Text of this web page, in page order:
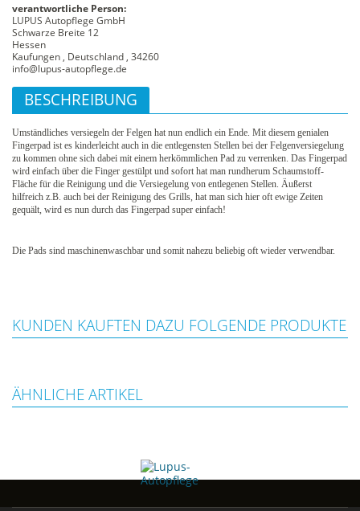
verantwortliche Person:
LUPUS Autopflege GmbH
Schwarze Breite 12
Hessen
Kaufungen , Deutschland , 34260
info@lupus-autopflege.de
BESCHREIBUNG
Umständliches versiegeln der Felgen hat nun endlich ein Ende. Mit diesem genialen
Fingerpad ist es kinderleicht auch in die entlegensten Stellen bei der Felgenversiegelung
zu kommen ohne sich dabei mit einem herkömmlichen Pad zu verrenken. Das Fingerpad
wird einfach über die Finger gestülpt und sofort hat man rundherum Schaumstoff-
Fläche für die Reinigung und die Versiegelung von entlegenen Stellen. Äußerst
hilfreich z.B. auch bei der Reinigung des Grills, hat man sich hier oft ewige Zeiten
gequält, wird es nun durch das Fingerpad super einfach!
Die Pads sind maschinenwaschbar und somit nahezu beliebig oft wieder verwendbar.
KUNDEN KAUFTEN DAZU FOLGENDE PRODUKTE
ÄHNLICHE ARTIKEL